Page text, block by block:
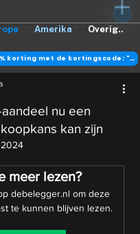
Amerika Overig..
Profiteer nu van 50% korting met de kortingscode: "DANK"
nu een
kan zijn
meer lezen?
debelegger.nl om deze
te kunnen blijven lezen.